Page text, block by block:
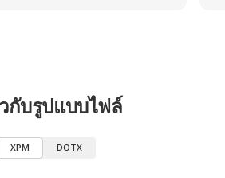
กับรูปแบบไฟล์
XPM DOTX